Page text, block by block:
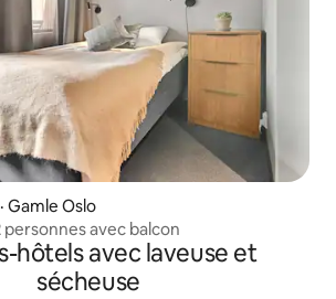
Gamle Oslo
avec balcon
hôtels avec laveuse et
sécheuse